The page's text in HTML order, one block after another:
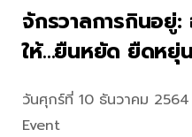
จักรวาลการกินอยู่
ให้…ยืนหยัด ยืดหยุ่
วันศุกร์ที่ 10 ธันวาคม
Event